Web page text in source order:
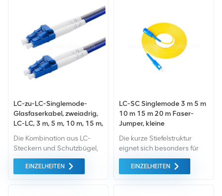
LC-zu-LC-Singlemode-
Glasfaserkabel, zweiadrig,
LC-LC, 3 m, 5 m, 10 m, 15 m,
Faser-Jumper-Endstück
Die Kombination aus LC-
Steckern und Schutzbügel,
Zugentlastungsabdeckung
und die Farbe der
Zuverlässigkeit
EINZELHEITEN
LC-SC Singlemode 3 m 5 m
10 m 15 m 20 m Faser-
Jumper, kleine
Die kurze Stiefelstruktur
eignet sich besonders für
Anwendungen mit hoher
Dichte und beengten
Anforderungen und erfüllt
EINZELHEITEN